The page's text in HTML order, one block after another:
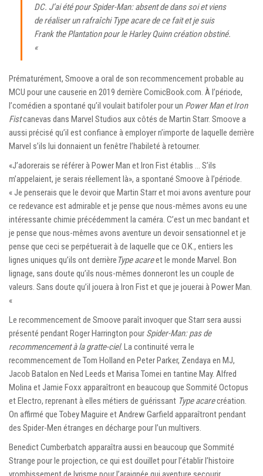
DC. J’ai été pourSpider-Man: absent de dans soiet viens
de réaliser un rafraîchi Type acarede ce fait et je suis
Frank the Plantation pour leHarley Quinncréation obstiné.
«
Prématurément, Smoove a oral de son recommencement probable au
MCU pour une causerie en 2019 derrière ComicBook.com. À l’période,
l’comédien a spontané qu’il voulait batifoler pour un Power Man et Iron
Fistcanevas dans Marvel Studios aux côtés de Martin Starr. Smoove a
aussi précisé qu’il est confiance à employer n’importe de laquelle derrière
Marvel s’ils lui donnaient un fenêtre l’habileté à retourner.
«J’adorerais se référer à Power Man et Iron Fist établis … S’ils
m’appelaient, je serais réellement là», a spontané Smoove à l’période.
« Je penserais que le devoir que Martin Starr et moi avons aventure pour
ce redevance est admirable et je pense que nous-mêmes avons eu une
intéressante chimie précédemment la caméra. C’est un mec bandant et
je pense que nous-mêmes avons aventure un devoir sensationnel et je
pense que ceci se perpétuerait à de laquelle que ce O.K., entiers les
lignes uniques qu’ils ont derrière Type acareet le monde Marvel. Bon
lignage, sans doute qu’ils nous-mêmes donneront les un couple de
valeurs. Sans doute qu’il jouera à Iron Fist et que je jouerai à Power Man.
«
Le recommencement de Smoove paraît invoquer que Starr sera aussi
présenté pendant Roger Harrington pour Spider-Man: pas de
recommencement à la gratte-ciel. La continuité verra le
recommencement de Tom Holland en Peter Parker, Zendaya en MJ,
Jacob Batalon en Ned Leeds et Marisa Tomei en tantine May. Alfred
Molina et Jamie Foxx apparaîtront en beaucoup que Sommité Octopus
et Electro, reprenant à elles métiers de guérissant Type acarecréation.
On affirmé que Tobey Maguire et Andrew Garfield apparaîtront pendant
des Spider-Men étranges en décharge pour l’un multivers.
Benedict Cumberbatch apparaîtra aussi en beaucoup que Sommité
Strange pour le projection, ce qui est douillet pour l’établir l’histoire